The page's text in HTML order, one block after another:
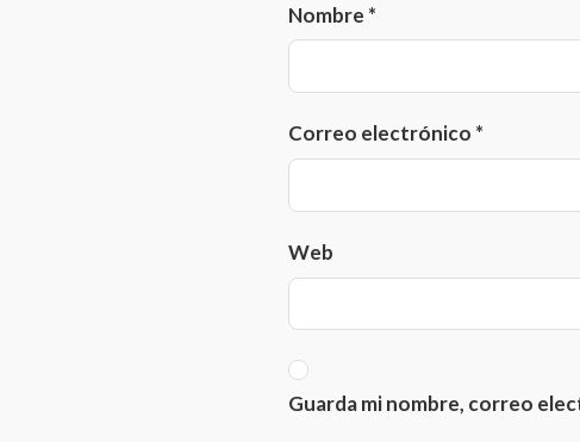
Nombre *
Correo electrónico *
Web
Guarda mi nombre, correo